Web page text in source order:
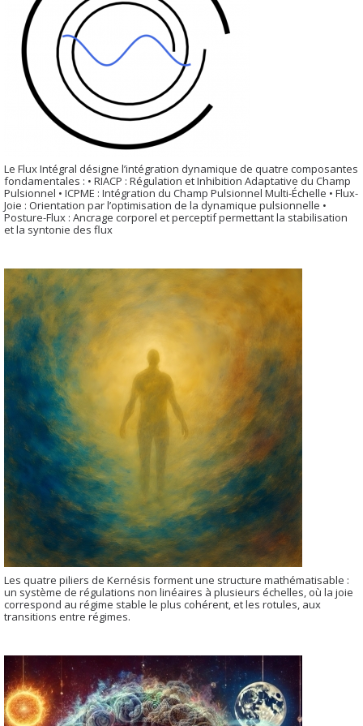
Le Flux Intégral désigne l’intégration dynamique de quatre composantes
fondamentales : • RIACP : Régulation et Inhibition Adaptative du Champ
Pulsionnel • ICPME : Intégration du Champ Pulsionnel Multi-Échelle • Flux-
Joie : Orientation par l’optimisation de la dynamique pulsionnelle •
Posture-Flux : Ancrage corporel et perceptif permettant la stabilisation
et la syntonie des flux
Les quatre piliers de Kernésis forment une structure mathématisable :
un système de régulations non linéaires à plusieurs échelles, où la joie
correspond au régime stable le plus cohérent, et les rotules, aux
transitions entre régimes.